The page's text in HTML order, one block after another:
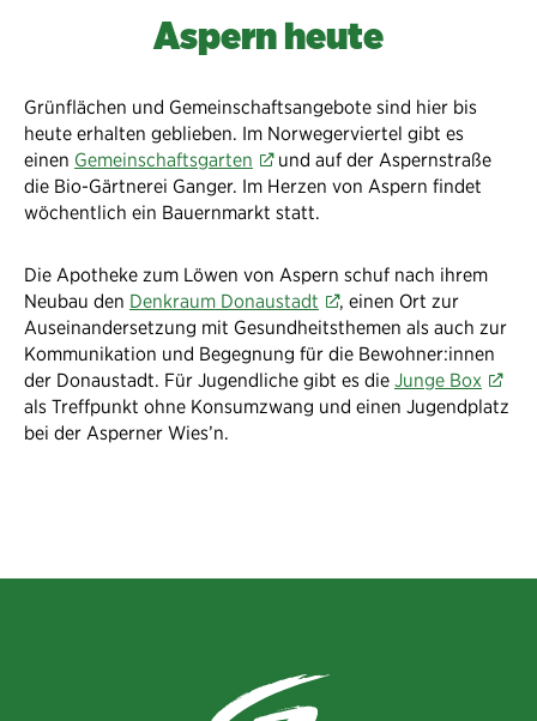
Aspern heute
Grünflächen und Gemeinschaftsangebote sind hier bis
heute erhalten geblieben. Im Norwegerviertel gibt es
einen Gemeinschaftsgarten
und auf der Aspernstraße
die Bio-Gärtnerei Ganger. Im Herzen von Aspern findet
wöchentlich ein Bauernmarkt statt.
Die Apotheke zum Löwen von Aspern schuf nach ihrem
Neubau den Denkraum Donaustadt
, einen Ort zur
Auseinandersetzung mit Gesundheitsthemen als auch zur
Kommunikation und Begegnung für die Bewohner:innen
der Donaustadt. Für Jugendliche gibt es die Junge Box
als Treffpunkt ohne Konsumzwang und einen Jugendplatz
bei der Asperner Wies’n.